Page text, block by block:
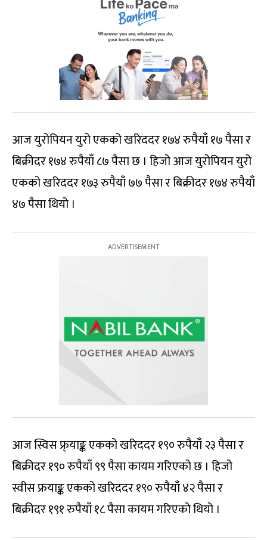
आज युरोपियन युरो एकको खरिददर १७४ रुपैयाँ १७ पैसा र
बिक्रीदर १७४ रुपैयाँ ८७ पैसा छ । हिजो आज युरोपियन युरो
एकको खरिददर १७३ रुपैयाँ ७७ पैसा र बिक्रीदर १७४ रुपैयाँ
४७ पैसा थियो ।
आज स्विस फ्र्याङ्क एकको खरिददर १९० रुपैयाँ २३ पैसा र
बिक्रीदर १९० रुपैयाँ ९९ पैसा कायम गरिएको छ । हिजो
स्वीस फ्रयाङ्क एकको खरिददर १९० रुपैयाँ ४२ पैसा र
बिक्रीदर १९१ रुपैयाँ १८ पैसा कायम गरिएको थियो ।